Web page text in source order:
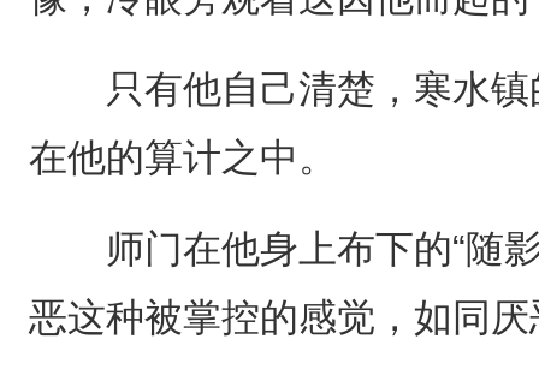
只有他自己清楚，寒水镇
在他的算计之中。
师门在他身上布下的“随影
恶这种被掌控的感觉，如同